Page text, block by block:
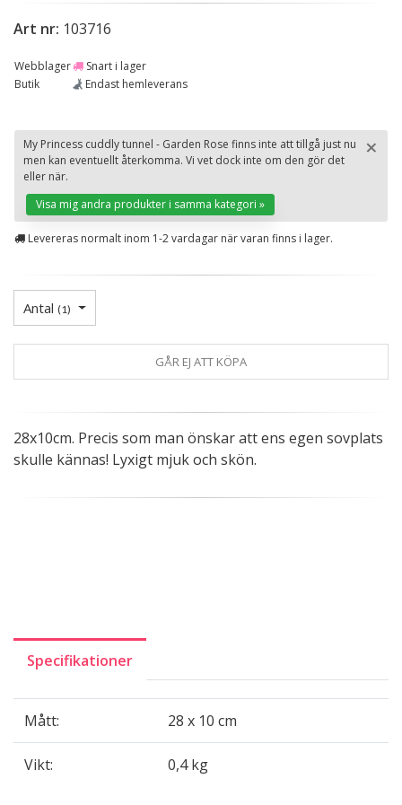
Art nr: 103716
Webblager
Snart i lager
Butik
Endast hemleverans
×
My Princess cuddly tunnel - Garden Rose finns inte att tillgå just nu
men kan eventuellt återkomma. Vi vet dock inte om den gör det
eller när.
Visa mig andra produkter i samma kategori »
Levereras normalt inom 1-2 vardagar när varan finns i lager.
Antal (1)
GÅR EJ ATT KÖPA
28x10cm. Precis som man önskar att ens egen sovplats
skulle kännas! Lyxigt mjuk och skön.
Specifikationer
Mått: 28 x 10 cm
Vikt: 0,4 kg